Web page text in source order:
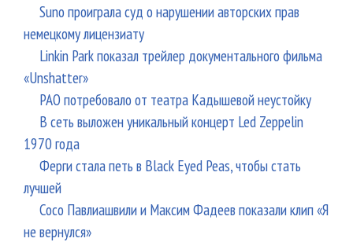
Suno проиграла суд о нарушении авторских прав
немецкому лицензиату
Linkin Park показал трейлер документального фильма
«Unshatter»
РАО потребовало от театра Кадышевой неустойку
В сеть выложен уникальный концерт Led Zeppelin
1970 года
Ферги стала петь в Black Eyed Peas, чтобы стать
лучшей
Сосо Павлиашвили и Максим Фадеев показали клип «Я
не вернулся»